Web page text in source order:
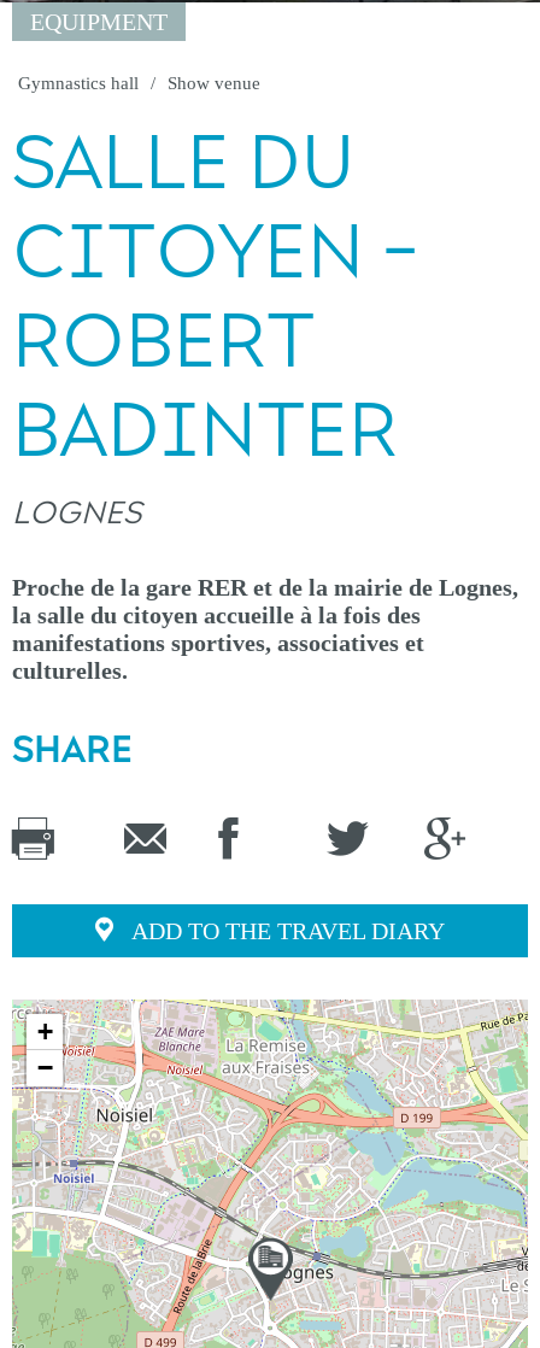
EQUIPMENT
Gymnastics hall Show venue
SALLE DU
CITOYEN -
ROBERT
BADINTER
LOGNES
Proche de la gare RER et de la mairie de Lognes,
la salle du citoyen accueille à la fois des
manifestations sportives, associatives et
culturelles.
SHARE
ADD TO THE TRAVEL DIARY
+
−